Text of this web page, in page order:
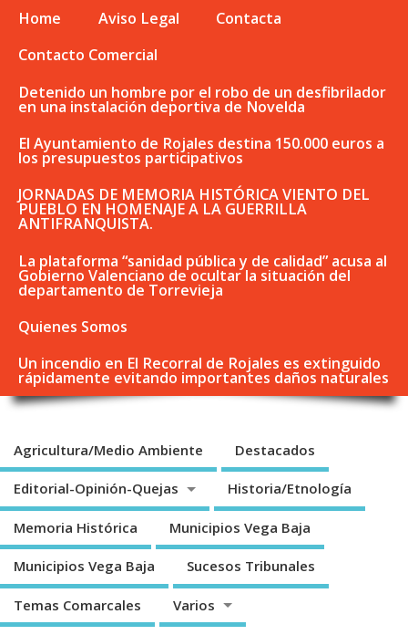
Home Aviso Legal
Contacta
Contacto Comercial
Detenido un hombre por el robo de un desfibrilador
en una instalación deportiva de Novelda
El Ayuntamiento de Rojales destina 150.000 euros a
los presupuestos participativos
JORNADAS DE MEMORIA HISTÓRICA VIENTO DEL
PUEBLO EN HOMENAJE A LA GUERRILLA
ANTIFRANQUISTA.
La plataforma “sanidad pública y de calidad” acusa al
Gobierno Valenciano de ocultar la situación del
departamento de Torrevieja
Quienes Somos
Un incendio en El Recorral de Rojales es extinguido
rápidamente evitando importantes daños naturales
Agricultura/Medio Ambiente Destacados
Editorial-Opinión-Quejas Historia/Etnología
Memoria Histórica Municipios Vega Baja
Municipios Vega Baja Sucesos Tribunales
Temas Comarcales Varios